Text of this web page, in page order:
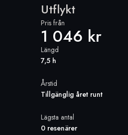
Utflykt
Pris från
1 046 kr
Längd
7,5 h
Årstid
Tillgänglig året runt
Lägsta antal
0 resenärer